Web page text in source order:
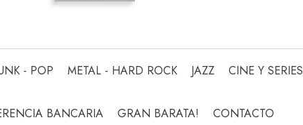
- POP METAL - HARD ROCK JAZZ CINE Y SERIES
BANCARIA GRAN BARATA! CONTACTO